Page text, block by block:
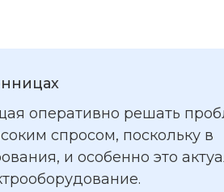
оперативно решать
спросом, поскольку в
и особенно это